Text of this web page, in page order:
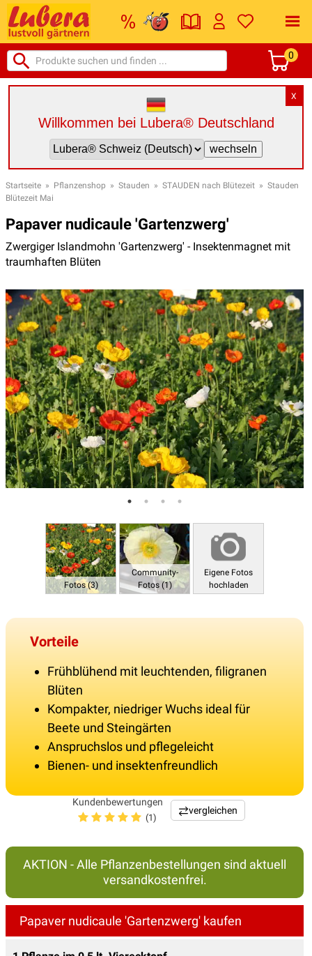
0
X
Willkommen bei Lubera® Deutschland
Startseite » Pflanzenshop » Stauden » STAUDEN nach Blütezeit » Stauden
Blütezeit Mai
Papaver nudicaule 'Gartenzwerg'
Zwergiger Islandmohn 'Gartenzwerg' - Insektenmagnet mit
traumhaften Blüten
Fotos (3)
Community-
Fotos (1)
Eigene Fotos
hochladen
Vorteile
Frühblühend mit leuchtenden, filigranen
Blüten
Kompakter, niedriger Wuchs ideal für
Beete und Steingärten
Anspruchslos und pflegeleicht
Bienen- und insektenfreundlich
Kundenbewertungen
(1)
vergleichen
AKTION - Alle Pflanzenbestellungen sind aktuell
versandkostenfrei.
Papaver nudicaule 'Gartenzwerg' kaufen